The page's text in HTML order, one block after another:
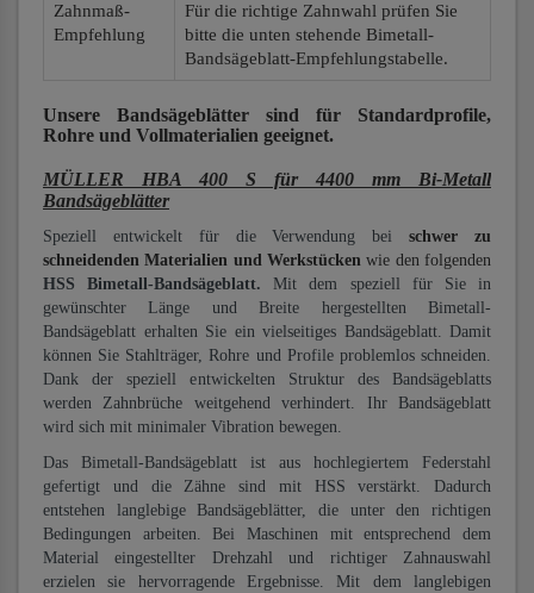
Zahnmaß-
Empfehlung
Für die richtige Zahnwahl prüfen Sie
bitte die unten stehende Bimetall-
Bandsägeblatt-Empfehlungstabelle.
Unsere Bandsägeblätter sind für Standardprofile,
Rohre und Vollmaterialien geeignet.
MÜLLER HBA 400 S für 4400 mm Bi-Metall
Bandsägeblätter
Speziell entwickelt für die Verwendung beischwer zu
schneidenden Materialien und Werkstücken wie den folgenden
HSS Bimetall-Bandsägeblatt. Mit dem speziell für Sie in
gewünschter Länge und Breite hergestellten Bimetall-
Bandsägeblatt erhalten Sie ein vielseitiges Bandsägeblatt. Damit
können Sie Stahlträger, Rohre und Profile problemlos schneiden.
Dank der speziell entwickelten Struktur des Bandsägeblatts
werden Zahnbrüche weitgehend verhindert. Ihr Bandsägeblatt
wird sich mit minimaler Vibration bewegen.
Das Bimetall-Bandsägeblatt ist aus hochlegiertem Federstahl
gefertigt und die Zähne sind mit HSS verstärkt. Dadurch
entstehen langlebige Bandsägeblätter, die unter den richtigen
Bedingungen arbeiten. Bei Maschinen mit entsprechend dem
Material eingestellter Drehzahl und richtiger Zahnauswahl
erzielen sie hervorragende Ergebnisse. Mit dem langlebigen